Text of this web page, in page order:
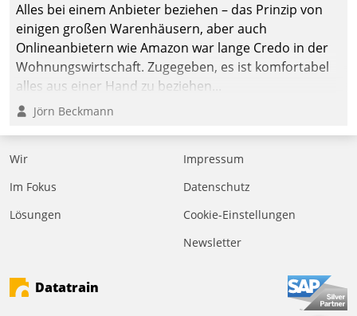
Alles bei einem Anbieter beziehen – das Prinzip von
einigen großen Warenhäusern, aber auch
Onlineanbietern wie Amazon war lange Credo in der
Wohnungswirtschaft. Zugegeben, es ist komfortabel
alles aus einer Hand zu beziehen...
Jörn Beckmann
Wir
Im Fokus
Lösungen
Impressum
Datenschutz
Cookie-Einstellungen
Newsletter
Datatrain